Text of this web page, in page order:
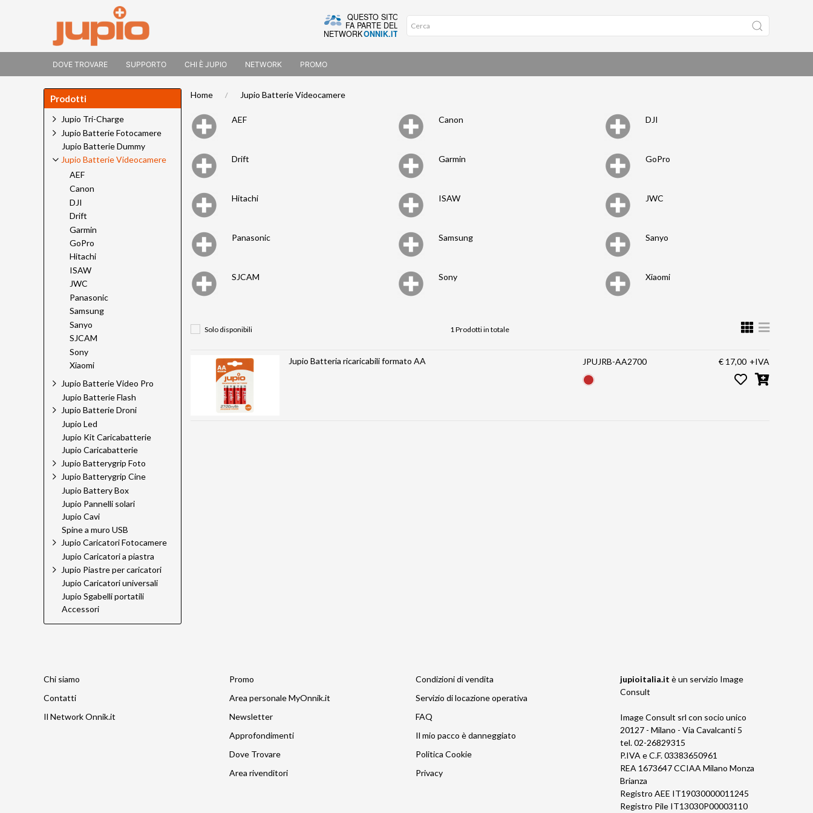
DOVE TROVARE SUPPORTO CHI È JUPIO NETWORK PROMO
Home Jupio Batterie Videocamere
AEF Canon DJI
Drift Garmin GoPro
Hitachi ISAW JWC
Panasonic Samsung Sanyo
SJCAM Sony Xiaomi
Solo disponibili 1 Prodotti in totale
Jupio Batteria ricaricabili formato AA JPUJRB-AA2700 € 17,00 +IVA
Prodotti
Jupio Tri-Charge
Jupio Batterie Fotocamere
Jupio Batterie Dummy
Jupio Batterie Videocamere
AEF
Canon
DJI
Drift
Garmin
GoPro
Hitachi
ISAW
JWC
Panasonic
Samsung
Sanyo
SJCAM
Sony
Xiaomi
Jupio Batterie Video Pro
Jupio Batterie Flash
Jupio Batterie Droni
Jupio Led
Jupio Kit Caricabatterie
Jupio Caricabatterie
Jupio Batterygrip Foto
Jupio Batterygrip Cine
Jupio Battery Box
Jupio Pannelli solari
Jupio Cavi
Spine a muro USB
Jupio Caricatori Fotocamere
Jupio Caricatori a piastra
Jupio Piastre per caricatori
Jupio Caricatori universali
Jupio Sgabelli portatili
Accessori
Chi siamo
Contatti
Il Network Onnik.it
Promo
Area personale MyOnnik.it
Newsletter
Approfondimenti
Dove Trovare
Area rivenditori
Condizioni di vendita
Servizio di locazione operativa
FAQ
Il mio pacco è danneggiato
Politica Cookie
Privacy
jupioitalia.it è un servizio Image
Consult
Image Consult srl con socio unico
20127 - Milano - Via Cavalcanti 5
tel. 02-26829315
P.IVA e C.F. 03383650961
REA 1673647 CCIAA Milano Monza
Brianza
Registro AEE IT19030000011245
Registro Pile IT13030P00003110